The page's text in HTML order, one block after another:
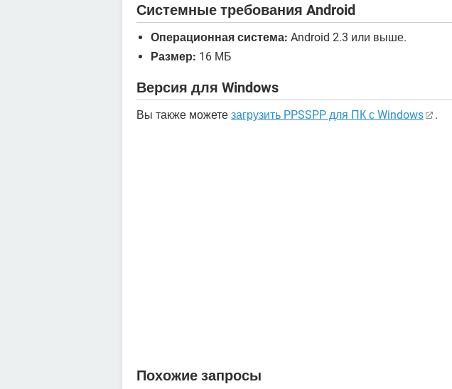
Системные требования Android
Операционная система: Android 2.3 или выше.
Размер: 16 МБ
Версия для Windows
Вы также можете загрузить PPSSPP для ПК с Windows .
Похожие запросы